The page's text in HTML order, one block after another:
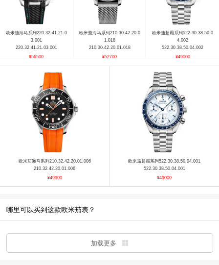
欧米茄海马系列220.32.41.21.0
3.001
220.32.41.21.03.001
¥56500
欧米茄海马系列210.30.42.20.0
1.018
210.30.42.20.01.018
¥52700
欧米茄超霸系列522.30.38.50.0
4.002
522.30.38.50.04.002
¥49000
欧米茄海马系列210.32.42.20.01.006
210.32.42.20.01.006
¥49900
欧米茄超霸系列522.30.38.50.04.001
522.30.38.50.04.001
¥49000
哪里可以买到这款欧米茄表？
加载更多